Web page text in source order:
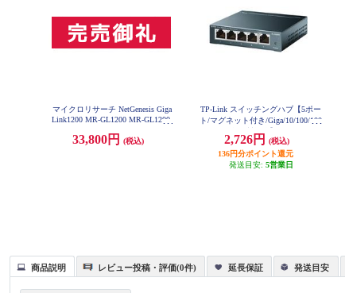
マイクロリサーチ NetGenesis Giga
Link1200 MR-GL1200 MR-GL1200
33,800円 (税込)
TP-Link スイッチングハブ【5ポー
ト/マグネット付き/Giga/10/100/100
2,726円
(税込)
136円分ポイント還元
発送目安: 5営業日
商品説明 レビュー投稿・評価(0件) 延長保証 発送目安